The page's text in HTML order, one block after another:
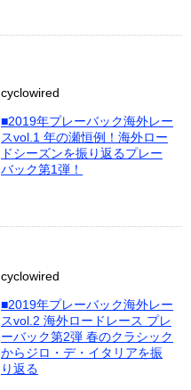
cyclowired
■2019年プレーバック海外レー
スvol.1 年の瀬恒例！海外ロー
ドシーズンを振り返るプレー
バック第1弾！
cyclowired
■2019年プレーバック海外レー
スvol.2 海外ロードレース プレ
ーバック第2弾 春のクラシック
からジロ・デ・イタリアを振
り返る